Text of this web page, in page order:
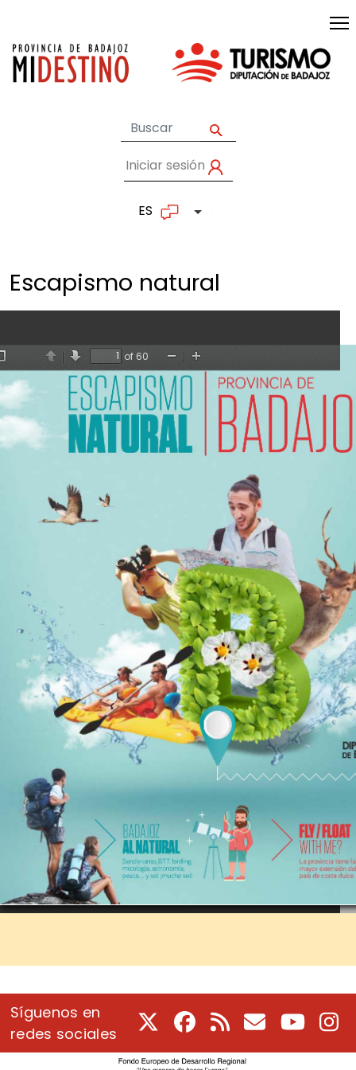
User account
Iniciar sesión
ES Lista adicional de
Escapismo natural
Toggle
Sidebar
AnteriorSiguiente
of 60
Zoom
Out
Zoom
Síguenos en
redes sociales
Facebook
RSS CorreoYoutube